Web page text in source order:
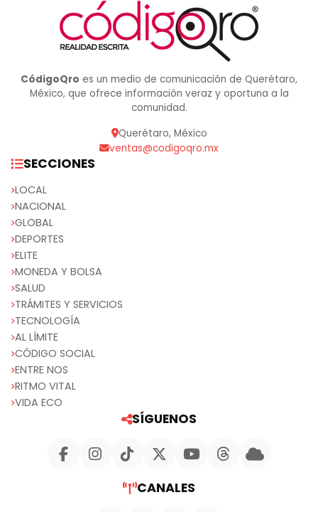
CódigoQro es un medio de comunicación de Querétaro,
México, que ofrece información veraz y oportuna a la
comunidad.
Querétaro, México
ventas@codigoqro.mx
SECCIONES
LOCAL
NACIONAL
GLOBAL
DEPORTES
ELITE
MONEDA Y BOLSA
SALUD
TRÁMITES Y SERVICIOS
TECNOLOGÍA
AL LÍMITE
CÓDIGO SOCIAL
ENTRE NOS
RITMO VITAL
VIDA ECO
SÍGUENOS
CANALES